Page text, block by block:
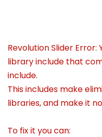
Revolution Slider Error:
library include that
include.
This includes make
libraries, and make it
To fix it you can: